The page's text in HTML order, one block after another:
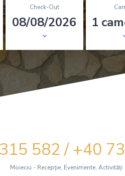
Check-Out
582 / +40
Moieciu - Recepție, Evenimente, Activități